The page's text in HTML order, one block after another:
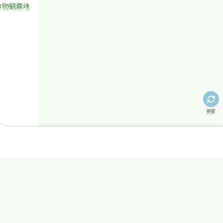
物観察地
更新